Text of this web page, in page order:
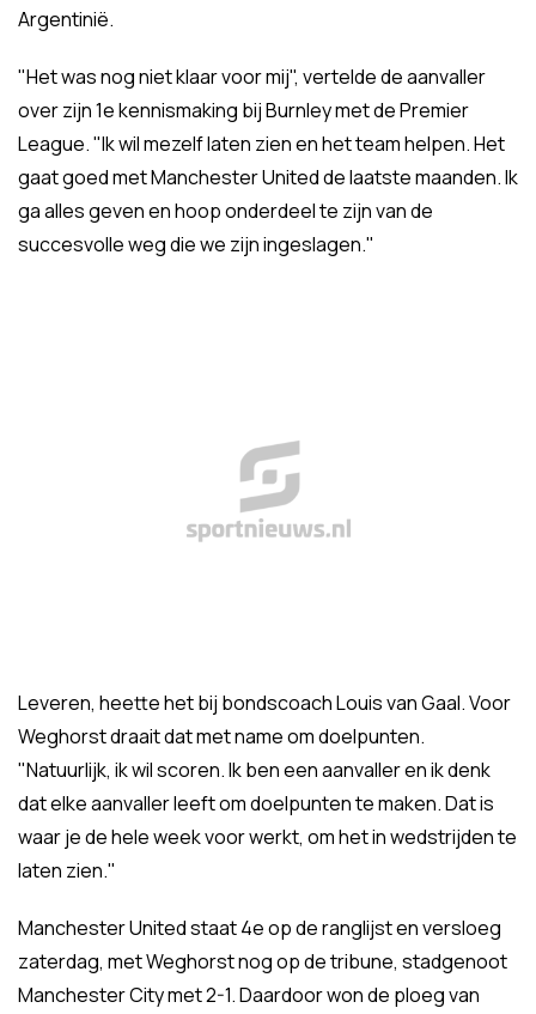
Argentinië.
"Het was nog niet klaar voor mij", vertelde de aanvaller
over zijn 1e kennismaking bij Burnley met de Premier
League. "Ik wil mezelf laten zien en het team helpen. Het
gaat goed met Manchester United de laatste maanden. Ik
ga alles geven en hoop onderdeel te zijn van de
succesvolle weg die we zijn ingeslagen."
Leveren, heette het bij bondscoach Louis van Gaal. Voor
Weghorst draait dat met name om doelpunten.
"Natuurlijk, ik wil scoren. Ik ben een aanvaller en ik denk
dat elke aanvaller leeft om doelpunten te maken. Dat is
waar je de hele week voor werkt, om het in wedstrijden te
laten zien."
Manchester United staat 4e op de ranglijst en versloeg
zaterdag, met Weghorst nog op de tribune, stadgenoot
Manchester City met 2-1. Daardoor won de ploeg van